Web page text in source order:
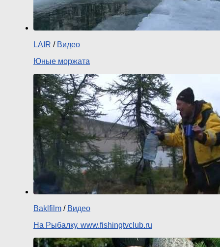
LAIR / Видео
Юные моржата
Baklfilm / Видео
На Рыбалку. www.fishingtvclub.ru